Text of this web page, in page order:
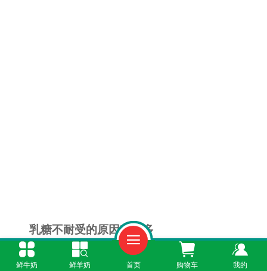
乳糖不耐受的原因有很多
原因一
：宝宝在断奶之后很长时间不吃乳制
鲜牛奶 鲜羊奶 首页 购物车 我的